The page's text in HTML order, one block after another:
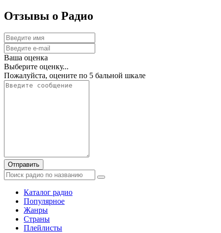
Отзывы о Радио
Ваша оценка
Выберите оценку...
Пожалуйста, оцените по 5 бальной шкале
Отправить
Каталог радио
Популярное
Жанры
Страны
Плейлисты